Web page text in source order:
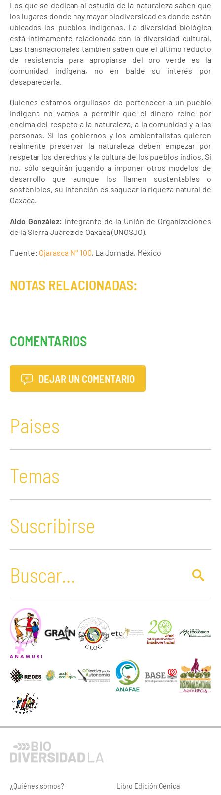
Los que se dedican al estudio de la naturaleza saben que
los lugares donde hay mayor biodiversidad es donde están
ubicados los pueblos indígenas. La diversidad biológica
está íntimamente relacionada con la diversidad cultural.
Las transnacionales también saben que el último reducto
de resistencia para apropiarse del oro verde es la
comunidad indígena, no en balde su interés por
desaparecerla.
Quienes estamos orgullosos de pertenecer a un pueblo
indígena no vamos a permitir que el dinero reine por
encima del respeto a la naturaleza, a la comunidad y a las
personas. Si los gobiernos y los ambientalistas quieren
realmente preservar la naturaleza deben empezar por
respetar los derechos y la cultura de los pueblos indios. Si
no, sólo seguirán jugando a imponer otros modelos de
desarrollo que aunque los llamen sustentables o
sostenibles, su intención es saquear la riqueza natural de
Oaxaca.
Aldo González: integrante de la Unión de Organizaciones
de la Sierra Juárez de Oaxaca (UNOSJO).
Fuente: Ojarasca N° 100, La Jornada, México
NOTAS RELACIONADAS:
COMENTARIOS
DEJAR UN COMENTARIO
Paises
Temas
Suscribirse
¿Quiénes somos?
Libro Edición Génica